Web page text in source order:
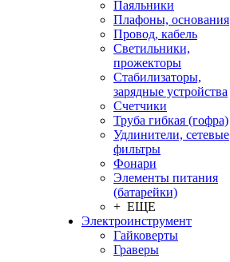
Паяльники
Плафоны, основания
Провод, кабель
Светильники,
прожекторы
Стабилизаторы,
зарядные устройства
Счетчики
Труба гибкая (гофра)
Удлинители, сетевые
фильтры
Фонари
Элементы питания
(батарейки)
+ ЕЩЕ
Электроинструмент
Гайковерты
Граверы